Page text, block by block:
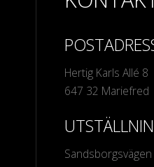
Hertig Karls Allé 8
647 32 Mariefred